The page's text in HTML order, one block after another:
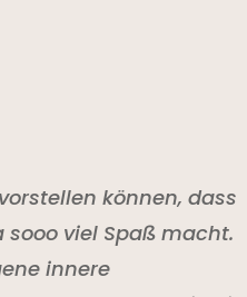
können, dass
sooo viel Spaß macht.
innere